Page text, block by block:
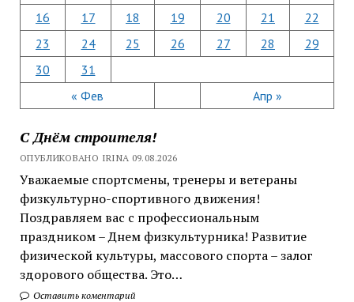
« Фев Апр »
16
17 18 19 20 21
22
23
24 25 26 27 28
29
30
31
С Днём строителя!
ОПУБЛИКОВАНО IRINA 09.08.2026
Уважаемые спортсмены, тренеры и ветераны
физкультурно-спортивного движения!
Поздравляем вас с профессиональным
праздником – Днем физкультурника! Развитие
физической культуры, массового спорта – залог
здорового общества. Это…
Оставить коментарий